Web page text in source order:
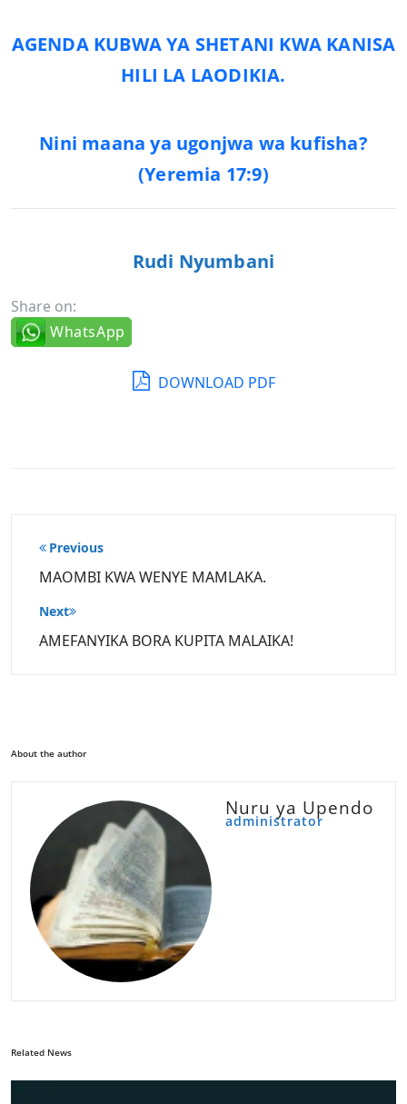
AGENDA KUBWA YA SHETANI KWA KANISA
HILI LA LAODIKIA.
Nini maana ya ugonjwa wa kufisha?
(Yeremia 17:9)
Rudi Nyumbani
Share on:
WhatsApp
DOWNLOAD PDF
Post
navigation
Previous
MAOMBI KWA WENYE MAMLAKA.
Next
AMEFANYIKA BORA KUPITA MALAIKA!
About the author
Nuru ya Upendo
administrator
Related News